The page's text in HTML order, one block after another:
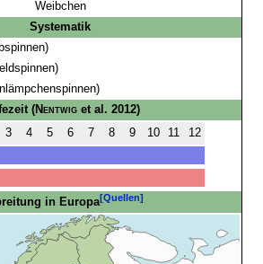
Weibchen
Systematik
(Nentwig et al. 2012)
3 4 5 6 7 8 9 10 11
12
in Europa[Quellen]